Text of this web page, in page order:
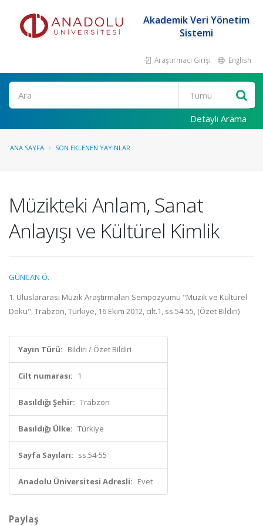
Akademik Veri Yönetim
Sistemi
Araştırmacı Girişi English
Ara
Detaylı Arama
ANA SAYFA SON EKLENEN YAYINLAR
Müzikteki Anlam, Sanat
Anlayışı ve Kültürel Kimlik
GÜNCAN Ö.
1. Uluslararası Müzik Araştırmaları Sempozyumu "Müzik ve Kültürel
Doku", Trabzon, Türkiye, 16 Ekim 2012, cilt.1, ss.54-55, (Özet Bildiri)
Yayın Türü: Bildiri / Özet Bildiri
Cilt numarası: 1
Basıldığı Şehir: Trabzon
Basıldığı Ülke: Türkiye
Sayfa Sayıları: ss.54-55
Anadolu Üniversitesi Adresli: Evet
Paylaş